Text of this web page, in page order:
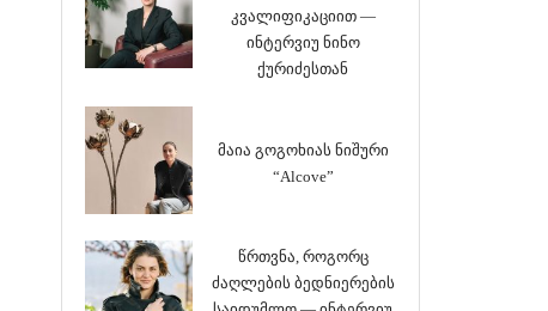
კვალიფიკაციით —
ინტერვიუ ნინო
ქურიძესთან
მაია გოგოხიას ნიშური
“Alcove”
წრთვნა, როგორც
ძაღლების ბედნიერების